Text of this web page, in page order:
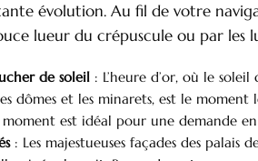
évolution. Au fil de votre
lueur du crépuscule ou par les
de soleil : L’heure d’or, où le
dômes et les minarets, est le
moment est idéal pour une demande
: Les majestueuses façades des palais